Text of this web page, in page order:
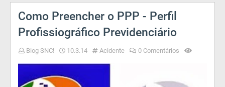
Como Preencher o PPP - Perfil
Profissiográfico Previdenciário
Blog SNC! 10.3.14 Acidente 0 Comentários